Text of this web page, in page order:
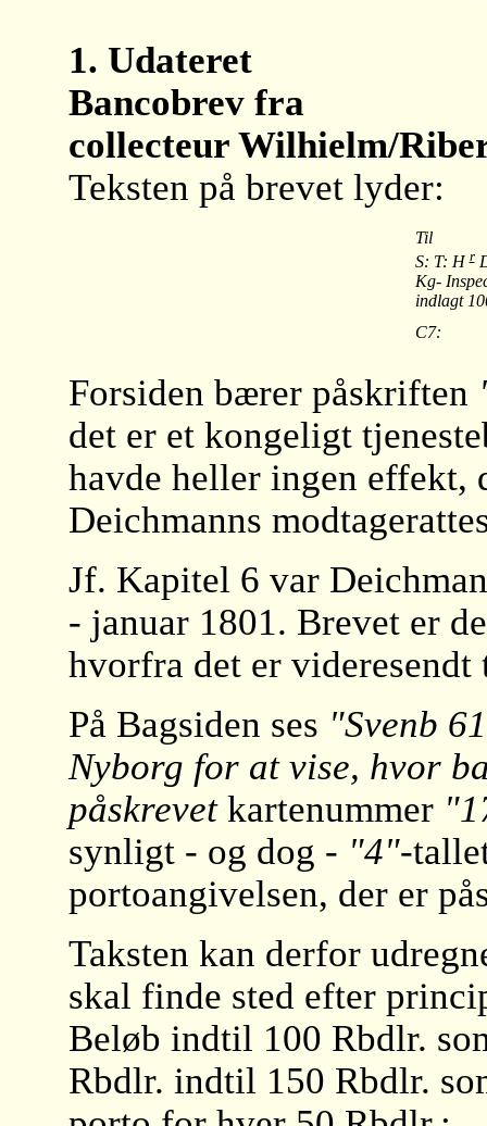
1. Udateret
Bancobrev fra
collecteur Wilhielm/
Teksten på brevet lyder:
Til
S: T: Hr
Kg-
indlagt
C7:
Forsiden bærer påskriften
det er et kongeligt
havde heller ingen
Deichmanns
Jf. Kapitel 6 var
- januar 1801. Brevet er
hvorfra det er
På Bagsiden ses "Svenb
Nyborg for at vise, hvor
påskrevet kartenummer
synligt - og dog - "4"-
portoangivelsen, der er
Taksten kan derfor
skal finde sted efter
Beløb indtil 100 Rbdlr.
Rbdlr. indtil 150 Rbdlr.